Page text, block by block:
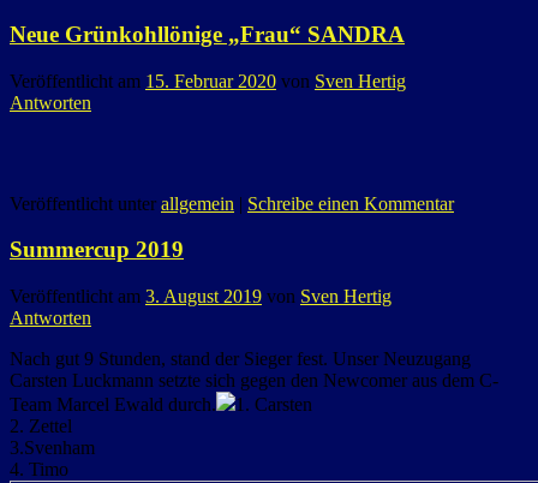
Neue Grünkohllönige „Frau“ SANDRA
Veröffentlicht am 15. Februar 2020 von Sven Hertig
Antworten
Veröffentlicht unter allgemein | Schreibe einen Kommentar
Summercup 2019
Veröffentlicht am 3. August 2019 von Sven Hertig
Antworten
Nach gut 9 Stunden, stand der Sieger fest. Unser Neuzugang
Carsten Luckmann setzte sich gegen den Newcomer aus dem C-
Team Marcel Ewald durch.
1. Carsten
2. Zettel
3.Svenham
4. Timo